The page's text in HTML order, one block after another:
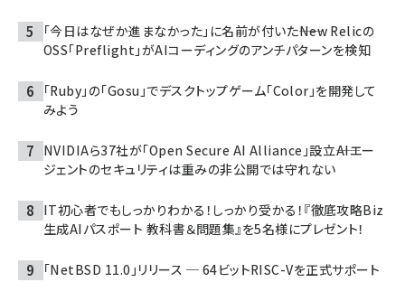
「今日はなぜか進まなかった」に名前が付いた――New Relicの
OSS「Preflight」がAIコーディングのアンチパターンを検知
「Ruby」の「Gosu」でデスクトップゲーム「Color」を開発して
みよう
NVIDIAら37社が「Open Secure AI Alliance」設立――AIエー
ジェントのセキュリティは重みの非公開では守れない
IT初心者でもしっかりわかる！しっかり受かる！『徹底攻略Biz
生成AIパスポート 教科書＆問題集』を5名様にプレゼント！
「NetBSD 11.0」リリース ─ 64ビットRISC-Vを正式サポート